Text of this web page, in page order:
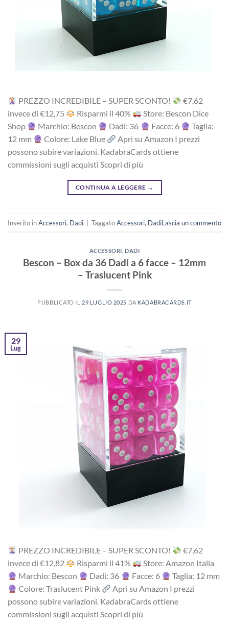
PREZZO INCREDIBILE – SUPER SCONTO!
‎€7,62
i‎nv‎ec‎e ‎di‎ €12,75
R‎is‎pa‎rm‎i ‎il‎ 40%
Store: Bescon Dice
Shop
Marchio: Bescon Dadi: 36 Facce: 6
Taglia:
12 mm
Colore: Lake Blue
Apri su Amazon I prezzi
possono subire variazioni. KadabraCards ottiene
commissioni sugli acquisti Scopri di più
CONTINUA A LEGGERE →
Inserito inAccessori, Dadi TaggatoAccessori, DadiLascia un commento
ACCESSORI DADI
Bescon – Box da 36 Dadi a 6 facce – 12mm
– Traslucent Pink
PUBBLICATO IL 29 LUGLIO 2025 DA KADABRACARDS.IT
29
Lug
PREZZO INCREDIBILE – SUPER SCONTO!
‎€7,62
i‎nv‎ec‎e ‎di‎ €12,82
R‎is‎pa‎rm‎i ‎il‎ 41%
Store: Amazon Italia
Marchio: Bescon
Dadi: 36 Facce: 6
Taglia: 12 mm
Colore: Traslucent Pink
Apri su Amazon I prezzi
possono subire variazioni. KadabraCards ottiene
commissioni sugli acquisti Scopri di più